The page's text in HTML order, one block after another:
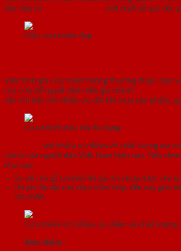
như đưa ra
mới nhất để quý độc
Mẫu cửa toilet đẹp
Việc tính giá cửa toilet thông thường được dựa
của cửa để quyết định đến giá thành.
vấn chi tiết với nhiều ưu đãi khi mua sản phẩm,
Cửa toilet mẫu mã đa dạng
với nhiều ưu điểm về chất lượng mà
chính của người dân Việt Nam hiện nay. Nếu
như sau:
So với cửa gỗ tự nhiên thì giá cửa nhựa được cho
Chi phí lắp đặt cửa nhựa toilet thấp, điều này giúp
sản phẩm.
Cửa toilet với nhiều ưu điểm về chất lượng
Xem thêm :